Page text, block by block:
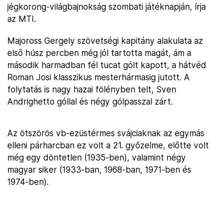
jégkorong-világbajnokság szombati játéknapján, írja
az MTI.
Majoross Gergely szövetségi kapitány alakulata az
első húsz percben még jól tartotta magát, ám a
második harmadban fél tucat gólt kapott, a hátvéd
Roman Josi klasszikus mesterhármasig jutott. A
folytatás is nagy hazai fölényben telt, Sven
Andrighetto góllal és négy gólpasszal zárt.
Az ötszörös vb-ezüstérmes svájciaknak az egymás
elleni párharcban ez volt a 21. győzelme, előtte volt
még egy döntetlen (1935-ben), valamint négy
magyar siker (1933-ban, 1968-ban, 1971-ben és
1974-ben).